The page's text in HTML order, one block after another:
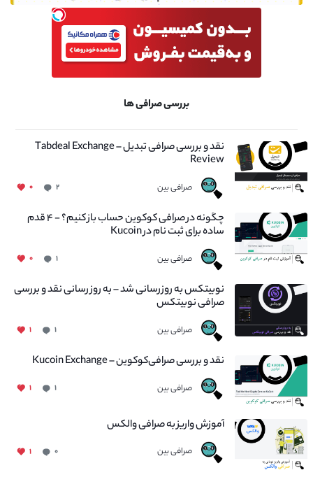
بررسی صرافی ها
نقد و بررسی صرافی تبدیل – Tabdeal Exchange
Review
صرافی بین ۲ ۰
چگونه در صرافی کوکوین حساب باز کنیم؟ - ۴ قدم
ساده برای ثبت نام در Kucoin
صرافی بین ۱ ۰
نوبیتکس به روزرسانی شد – به روز رسانی نقد و بررسی
صرافی نوبیتکس
صرافی بین ۱ ۱
نقد و بررسی صرافی‌کوکوین – Kucoin Exchange
صرافی بین ۱ ۱
آموزش واریز به صرافی والکس
صرافی بین ۰ ۱